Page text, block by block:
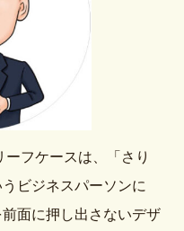
フケースは、「さり
ビジネスパーソンに
面に押し出さないデザ